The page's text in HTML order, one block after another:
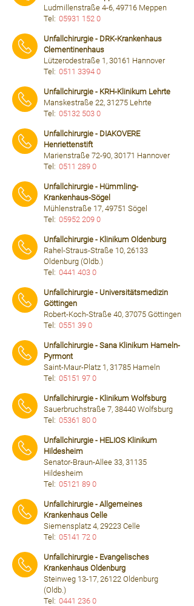
Ludmillenstraße 4-6, 49716 Meppen
Tel: 05931 152 0
Unfallchirurgie - DRK-Krankenhaus
Clementinenhaus
Lützerodestraße 1, 30161 Hannover
Tel: 0511 3394 0
Unfallchirurgie - KRH-Klinikum Lehrte
Manskestraße 22, 31275 Lehrte
Tel: 05132 503 0
Unfallchirurgie - DIAKOVERE
Henriettenstift
Marienstraße 72-90, 30171 Hannover
Tel: 0511 289 0
Unfallchirurgie - Hümmling-
Krankenhaus-Sögel
Mühlenstraße 17, 49751 Sögel
Tel: 05952 209 0
Unfallchirurgie - Klinikum Oldenburg
Rahel-Straus-Straße 10, 26133
Oldenburg (Oldb.)
Tel: 0441 403 0
Unfallchirurgie - Universitätsmedizin
Göttingen
Robert-Koch-Straße 40, 37075 Göttingen
Tel: 0551 39 0
Unfallchirurgie - Sana Klinikum Hameln-
Pyrmont
Saint-Maur-Platz 1, 31785 Hameln
Tel: 05151 97 0
Unfallchirurgie - Klinikum Wolfsburg
Sauerbruchstraße 7, 38440 Wolfsburg
Tel: 05361 80 0
Unfallchirurgie - HELIOS Klinikum
Hildesheim
Senator-Braun-Allee 33, 31135
Hildesheim
Tel: 05121 89 0
Unfallchirurgie - Allgemeines
Krankenhaus Celle
Siemensplatz 4, 29223 Celle
Tel: 05141 72 0
Unfallchirurgie - Evangelisches
Krankenhaus Oldenburg
Steinweg 13-17, 26122 Oldenburg
(Oldb.)
Tel: 0441 236 0